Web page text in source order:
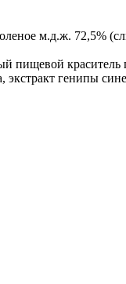
м.д.ж. 72,5%
пищевой
генипы